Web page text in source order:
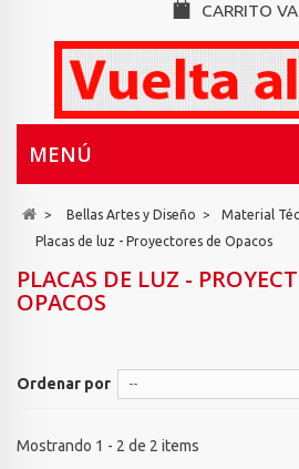
CARRITO
MENÚ
> Bellas Artes y Diseño > Material
Placas de luz - Proyectores de Opacos
PLACAS DE LUZ -
OPACOS
Ordenar por --
Mostrando 1 - 2 de 2 items